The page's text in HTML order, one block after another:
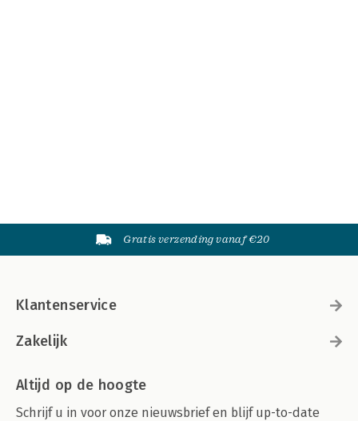
Gratis verzending vanaf €20
Klantenservice
Zakelijk
Altijd op de hoogte
Schrijf u in voor onze nieuwsbrief en blijf up-to-date